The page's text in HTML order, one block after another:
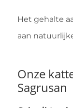
Het gehalte
aan
Onze
Sagrusan